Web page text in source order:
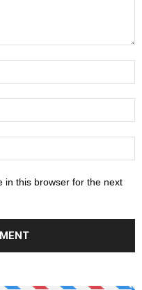
in this browser for the next